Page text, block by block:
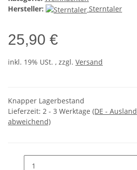
Hersteller:
Sterntaler
25,90 €
inkl. 19% USt. , zzgl. Versand
Knapper Lagerbestand
Lieferzeit: 2 - 3 Werktage (DE - Ausland
abweichend)